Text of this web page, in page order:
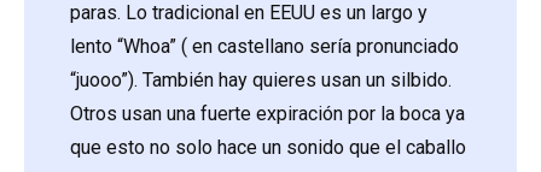
paras. Lo tradicional en EEUU es un largo y
lento “Whoa” ( en castellano sería pronunciado
“juooo”). También hay quieres usan un silbido.
Otros usan una fuerte expiración por la boca ya
que esto no solo hace un sonido que el caballo